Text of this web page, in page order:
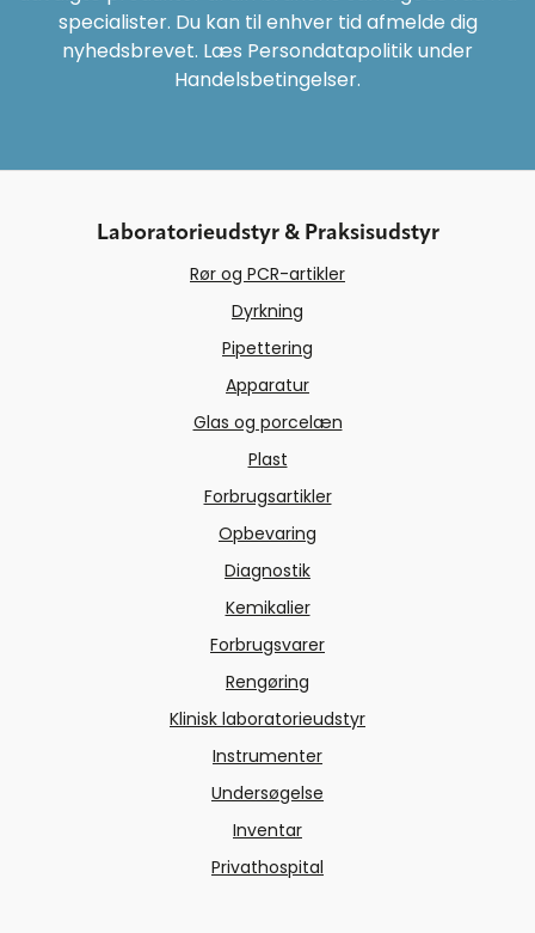
specialister. Du kan til enhver tid afmelde dig
nyhedsbrevet. Læs Persondatapolitik under
Handelsbetingelser.
Laboratorieudstyr & Praksisudstyr
Rør og PCR-artikler
Dyrkning
Pipettering
Apparatur
Glas og porcelæn
Plast
Forbrugsartikler
Opbevaring
Diagnostik
Kemikalier
Forbrugsvarer
Rengøring
Klinisk laboratorieudstyr
Instrumenter
Undersøgelse
Inventar
Privathospital